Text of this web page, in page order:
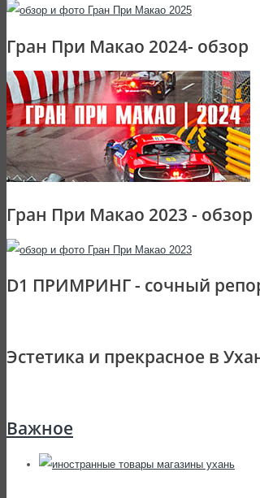
Гран При Макао 2024- обзор
Гран При Макао 2023 - обзор
D1 ПРИМРИНГ - сочный
Эстетика и прекрасное в
Важное